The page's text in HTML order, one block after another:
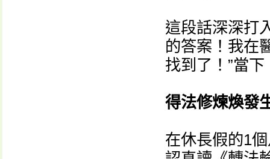
這段話深深打
的答案！我在
找到了！”當
得法修煉煥發
在休長假的1